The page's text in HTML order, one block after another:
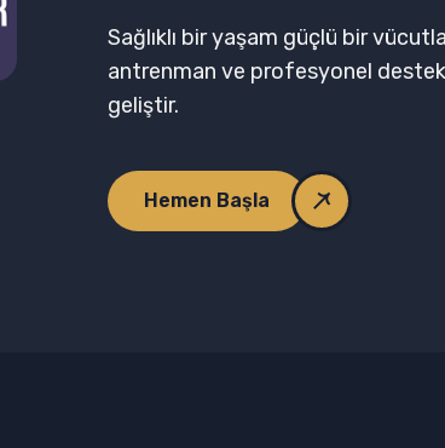
Sağlıklı bir yaşam güçlü bir
antrenman ve profesyonel
geliştir.
Hemen Başla